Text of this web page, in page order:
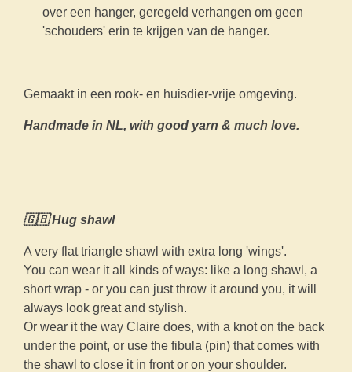
over een hanger, geregeld verhangen om geen
'schouders' erin te krijgen van de hanger.
Gemaakt in een rook- en huisdier-vrije omgeving.
Handmade in NL, with good yarn & much love.
🇬🇧 Hug shawl
A very flat triangle shawl with extra long 'wings'.
You can wear it all kinds of ways: like a long shawl, a
short wrap - or you can just throw it around you, it will
always look great and stylish.
Or wear it the way Claire does, with a knot on the back
under the point, or use the fibula (pin) that comes with
the shawl to close it in front or on your shoulder.